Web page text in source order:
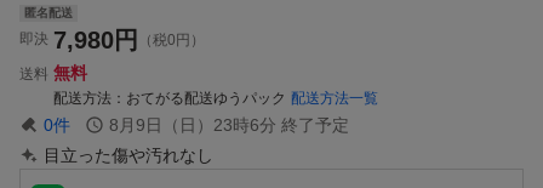
匿名配送
即決 7,980円
（税0円）
送料 無料
配送方法 おてがる配送ゆうパック 配送方法一覧
0件 8月9日（日）23時6分 終了予定
目立った傷や汚れなし